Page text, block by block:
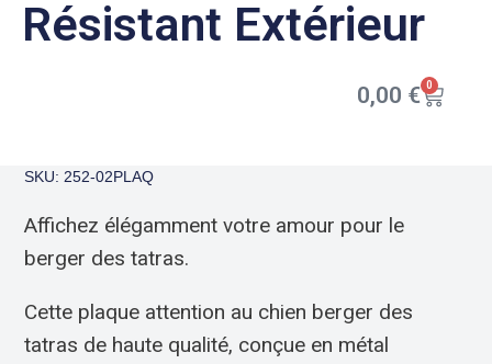
Résistant Extérieur
0,00 € 0
SKU: 252-02PLAQ
Affichez élégamment votre amour pour le
berger des tatras.
Cette plaque attention au chien berger des
tatras de haute qualité, conçue en métal